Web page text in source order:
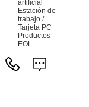
artificial
Estación de
trabajo /
Tarjeta PC
Productos
EOL